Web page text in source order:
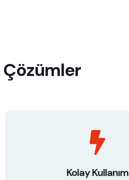
Kolay Kullanım